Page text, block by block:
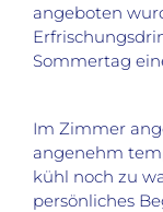
angeboten
Sommertag
Im Zimmer
angenehm
kühl noch zu
persönliches